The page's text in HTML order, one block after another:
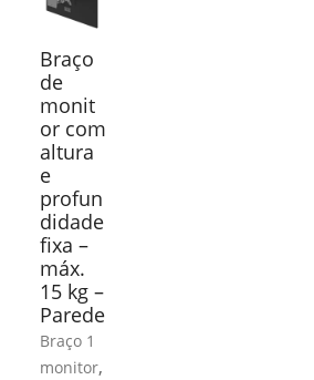
Braço
de
monit
or com
altura
e
profun
didade
fixa –
máx.
15 kg –
Parede
Braço 1
monitor,